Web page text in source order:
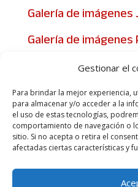
Gestionar el
Para brindar la mejor experiencia,
para almacenar y/o acceder a la
el uso de estas tecnologías,
comportamiento de navegación o
sitio. Si no acepta o retira el
afectadas ciertas características y
Galería de imágenes
Galería de imágenes